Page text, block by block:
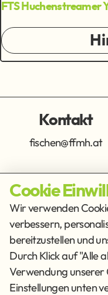
FTS Huchenstreamer
Kontakt
fischen@ffmh.at
Info
Impressum
Datenschutz
AGB
Cookie
Wir verwenden
verbessern,
bereitzustellen und
Durch Klick auf "Alle
Verwendung unserer
Einstellungen unten